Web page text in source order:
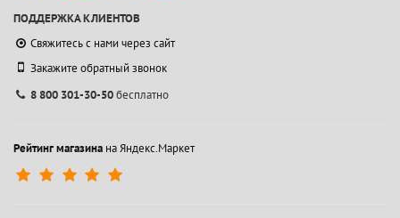
ПОДДЕРЖКА КЛИЕНТОВ
Свяжитесь с нами через сайт
Закажите обратный звонок
8 800 301-30-50бесплатно
Рейтинг магазина на Яндекс.Маркет